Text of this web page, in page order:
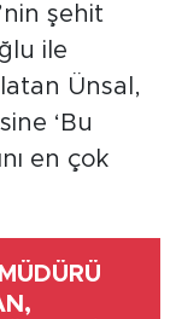
şehit
ile
Ünsal,
‘Bu
en çok